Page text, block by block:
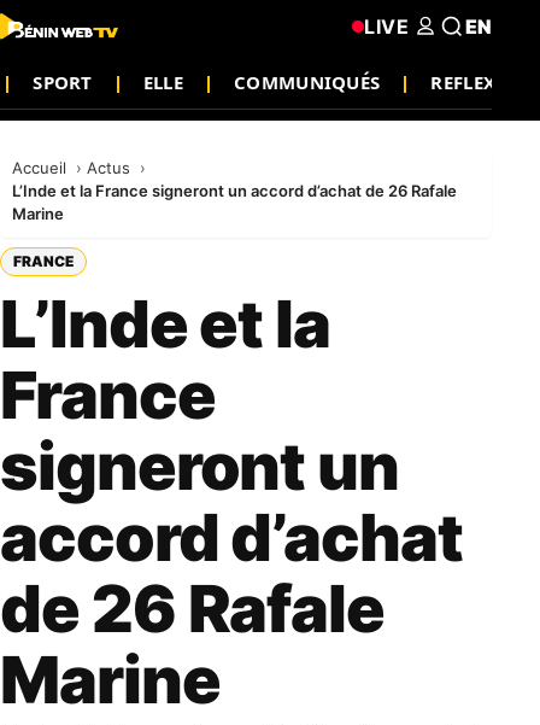
SPORT ELLE COMMUNIQUÉS REFLEXION
LIVE EN
Accueil
Actus
L’Inde et la France signeront un accord d’achat de 26 Rafale
Marine
FRANCE
L’Inde et la
France
signeront un
accord d’achat
de 26 Rafale
Marine